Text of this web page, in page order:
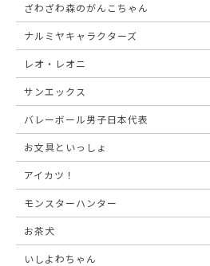
ざわざわ森のがんこちゃん
ナルミヤキャラクターズ
レオ・レオニ
サンエックス
バレーボール男子日本代表
お文具といっしょ
アイカツ！
モンスターハンター
お茶犬
いしよわちゃん